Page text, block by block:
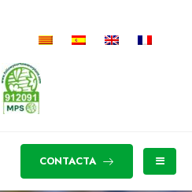
CONTACTA